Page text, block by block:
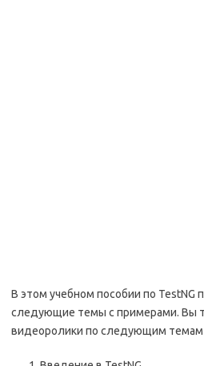
В этом учебном пособии по TestNG
следующие темы с примерами. Вы
видеоролики по следующим темам